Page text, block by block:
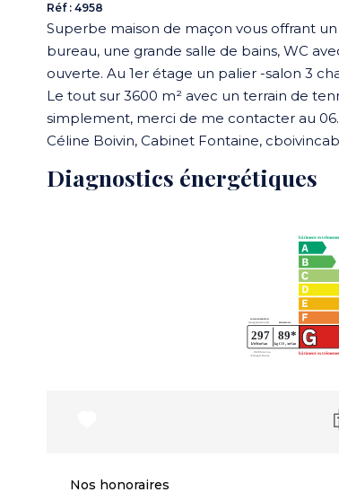
Réf : 4958
Superbe maison de maçon vous offrant
bureau, une grande salle de bains, WC
ouverte. Au 1er étage un palier -salon 3
Le tout sur 3600 m² avec un terrain de
simplement, merci de me contacter au
Céline Boivin, Cabinet Fontaine,
Diagnostics énergétiques
Nos honoraires